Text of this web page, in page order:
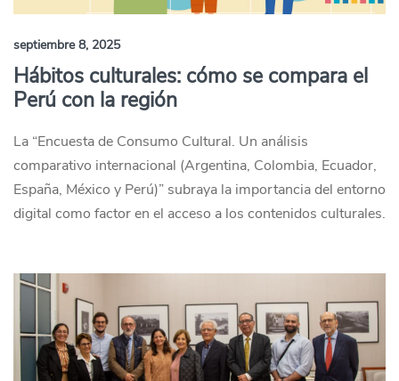
septiembre 8, 2025
Hábitos culturales: cómo se compara el
Perú con la región
La “Encuesta de Consumo Cultural. Un análisis
comparativo internacional (Argentina, Colombia, Ecuador,
España, México y Perú)” subraya la importancia del entorno
digital como factor en el acceso a los contenidos culturales.